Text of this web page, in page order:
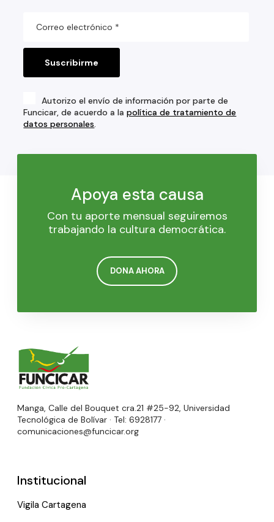
Autorizo el envío de información por parte de
Funcicar, de acuerdo a lapolítica de tratamiento de
datos personales.
Apoya esta causa
Con tu aporte mensual seguiremos
trabajando la cultura democrática.
DONA AHORA
Manga, Calle del Bouquet cra.21 #25-92, Universidad
Tecnológica de Bolívar · Tel: 6928177 ·
comunicaciones@funcicar.org
Institucional
Vigila Cartagena